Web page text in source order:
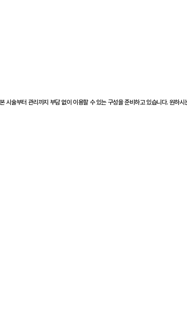
술부터 관리까지 부담 없이 이용할 수 있는 구성을 준비하고 있습니다. 원하